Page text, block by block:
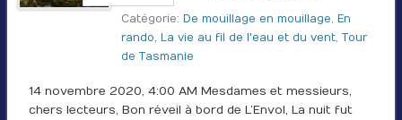
Catégorie: De mouillage en mouillage En
rando La vie au fil de l'eau et du vent, Tour
de Tasmanie
14 novembre 2020, 4:00 AM Mesdames et messieurs,
chers lecteurs, Bon réveil à bord de L’Envol, La nuit fut